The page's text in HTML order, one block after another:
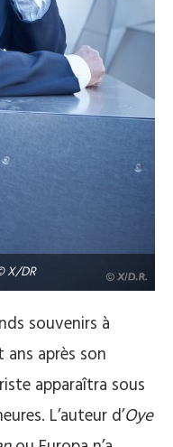
X/DR
souvenirs à
ans après son
apparaîtra sous
L’auteur d’Oye